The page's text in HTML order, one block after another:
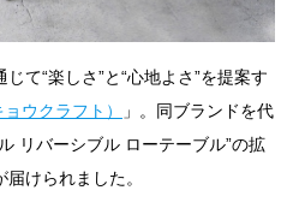
て“楽しさ”と“心地よさ”を提案す
ウクラフト）
」。同ブランドを代
リバーシブル ローテーブル”の拡
けられました。